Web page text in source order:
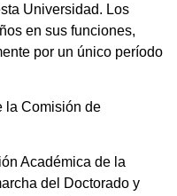
Universidad. Los
en sus funciones,
por un único período
la Comisión de
Académica de la
del Doctorado y